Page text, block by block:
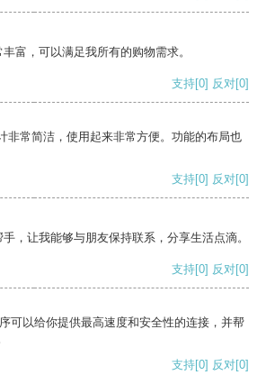
富，可以满足我所有的购物需求。
支持[0] 反对[0]
非常简洁，使用起来非常方便。功能的布局也
支持[0] 反对[0]
，让我能够与朋友保持联系，分享生活点滴。
支持[0] 反对[0]
可以给你提供最高速度和安全性的连接，并帮
支持[0] 反对[0]